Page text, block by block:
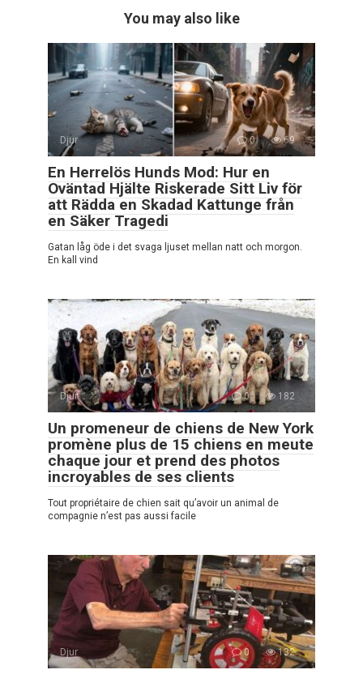
You may also like
Djur 0 69
En Herrelös Hunds Mod: Hur en
Oväntad Hjälte Riskerade Sitt Liv för
att Rädda en Skadad Kattunge från
en Säker Tragedi
Gatan låg öde i det svaga ljuset mellan natt och morgon.
En kall vind
Djur 0 182
Un promeneur de chiens de New York
promène plus de 15 chiens en meute
chaque jour et prend des photos
incroyables de ses clients
Tout propriétaire de chien sait qu’avoir un animal de
compagnie n’est pas aussi facile
Djur 0 132